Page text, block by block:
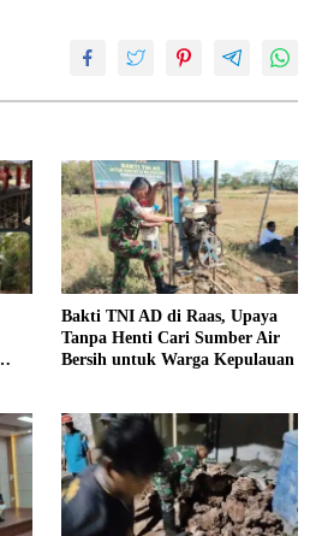
Bakti TNI AD di Raas, Upaya
Tanpa Henti Cari Sumber Air
Bersih untuk Warga Kepulauan